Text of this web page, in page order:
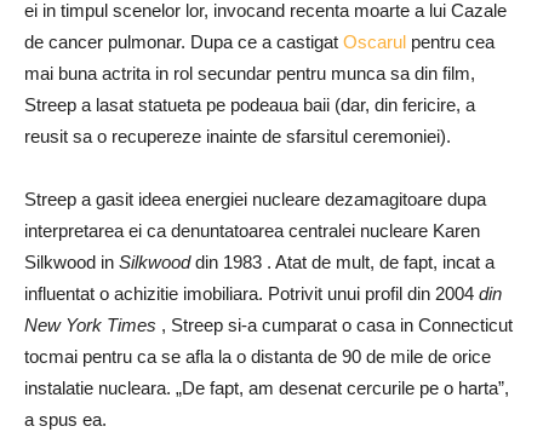
ei in timpul scenelor lor, invocand recenta moarte a lui Cazale
de cancer pulmonar. Dupa ce a castigat Oscarul pentru cea
mai buna actrita in rol secundar pentru munca sa din film,
Streep a lasat statueta pe podeaua baii (dar, din fericire, a
reusit sa o recupereze inainte de sfarsitul ceremoniei).
Streep a gasit ideea energiei nucleare dezamagitoare dupa
interpretarea ei ca denuntatoarea centralei nucleare Karen
Silkwood in Silkwooddin 1983 . Atat de mult, de fapt, incat a
influentat o achizitie imobiliara. Potrivit unui profil din 2004 din
New York Times , Streep si-a cumparat o casa in Connecticut
tocmai pentru ca se afla la o distanta de 90 de mile de orice
instalatie nucleara. „De fapt, am desenat cercurile pe o harta”,
a spus ea.